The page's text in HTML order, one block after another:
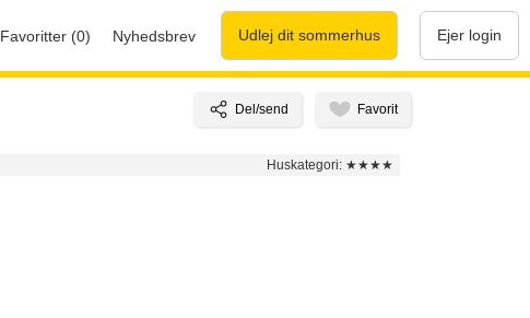
Favoritter (0) Nyhedsbrev Udlej dit sommerhus Ejer login
Huskategori: ★★★★